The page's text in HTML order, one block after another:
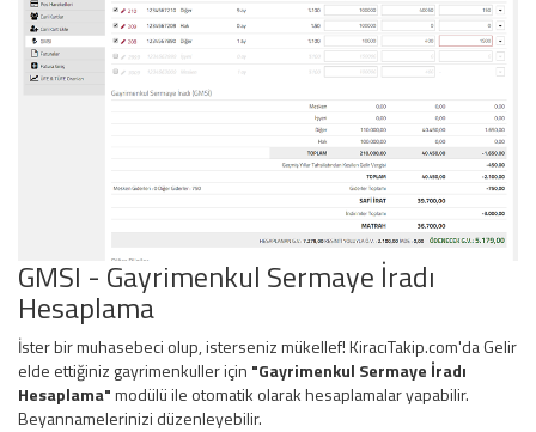
GMSI - Gayrimenkul Sermaye İradı
Hesaplama
İster bir muhasebeci olup, isterseniz mükellef! KiracıTakip.com'da Gelir
elde ettiğiniz gayrimenkuller için "Gayrimenkul Sermaye İradı
Hesaplama"modülü ile otomatik olarak hesaplamalar yapabilir.
Beyannamelerinizi düzenleyebilir.